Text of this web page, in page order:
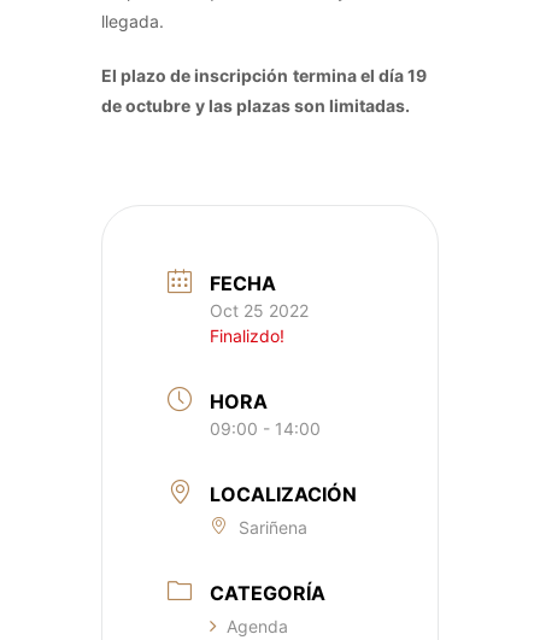
llegada.
El plazo de inscripción termina el día 19
de octubre y las plazas son limitadas.
FECHA
Oct 25 2022
Finalizdo!
HORA
09:00 - 14:00
LOCALIZACIÓN
Sariñena
CATEGORÍA
Agenda